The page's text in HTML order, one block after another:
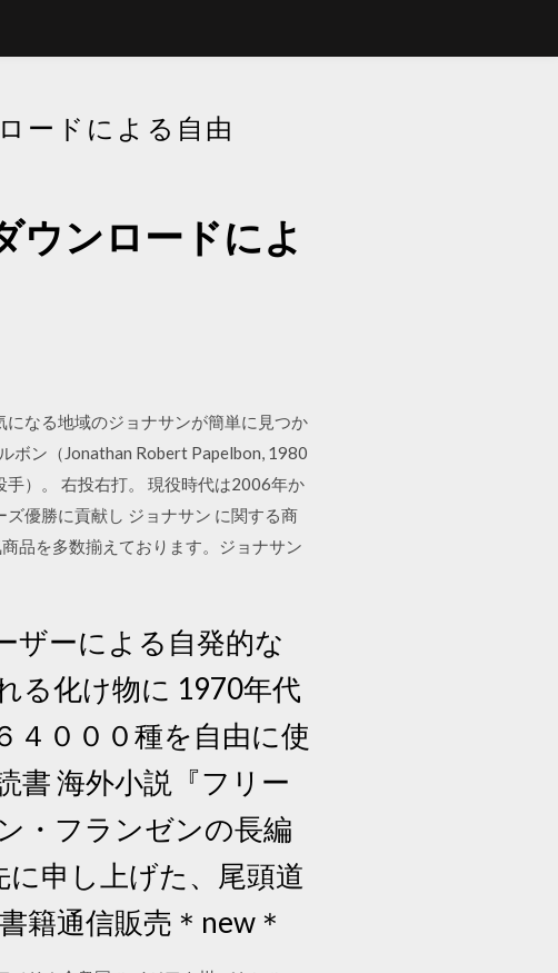
ードによる自由
ウンロードによ
なる地域のジョナサンが簡単に見つか
ボン（Jonathan Robert Papelbon, 1980
）。 右投右打。 現役時代は2006年か
優勝に貢献し ジョナサン に関する商
品を多数揃えております。ジョナサン
ザーによる自発的な
る化け物に 1970年代
４０００種を自由に使
書 海外小説『フリー
・フランゼンの長編
申し上げた、尾頭道
籍通信販売＊new＊